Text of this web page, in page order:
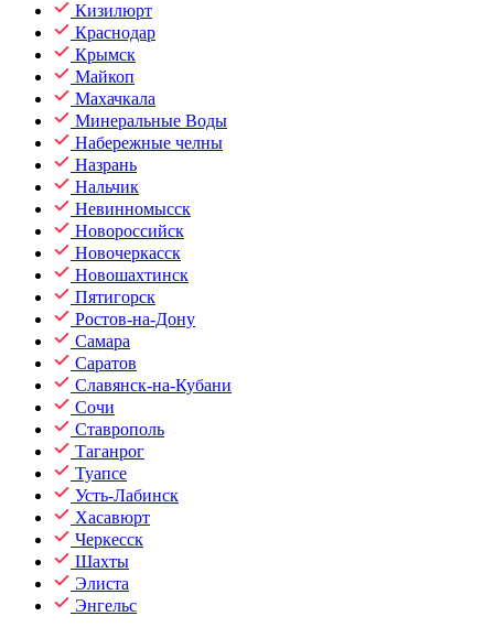
Кизилюрт
Краснодар
Крымск
Майкоп
Махачкала
Минеральные Воды
Набережные челны
Назрань
Нальчик
Невинномысск
Новороссийск
Новочеркасск
Новошахтинск
Пятигорск
Ростов-на-Дону
Самара
Саратов
Славянск-на-Кубани
Сочи
Ставрополь
Таганрог
Туапсе
Усть-Лабинск
Хасавюрт
Черкесск
Шахты
Элиста
Энгельс